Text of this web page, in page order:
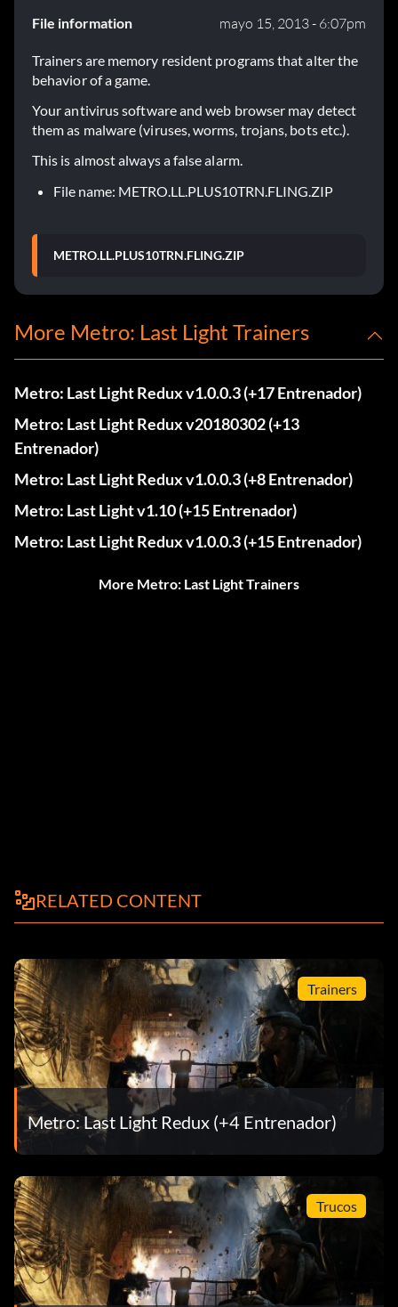
File information mayo 15, 2013 - 6:07pm
Trainers are memory resident programs that alter the
behavior of a game.
Your antivirus software and web browser may detect
them as malware (viruses, worms, trojans, bots etc.).
This is almost always a false alarm.
File name: METRO.LL.PLUS10TRN.FLING.ZIP
METRO.LL.PLUS10TRN.FLING.ZIP
More Metro: Last Light Trainers
Metro: Last Light Redux v1.0.0.3 (+17 Entrenador)
Metro: Last Light Redux v20180302 (+13
Entrenador)
Metro: Last Light Redux v1.0.0.3 (+8 Entrenador)
Metro: Last Light v1.10 (+15 Entrenador)
Metro: Last Light Redux v1.0.0.3 (+15 Entrenador)
More Metro: Last Light Trainers
RELATED CONTENT
Trainers
Metro: Last Light Redux (+4 Entrenador)
Trucos